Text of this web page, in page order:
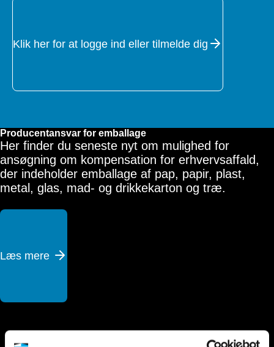
Klik her for at logge ind eller tilmelde dig
Producentansvar for emballage
Her finder du seneste nyt om mulighed for
ansøgning om kompensation for erhvervsaffald,
der indeholder emballage af pap, papir, plast,
metal, glas, mad- og drikkekarton og træ.
Læs mere